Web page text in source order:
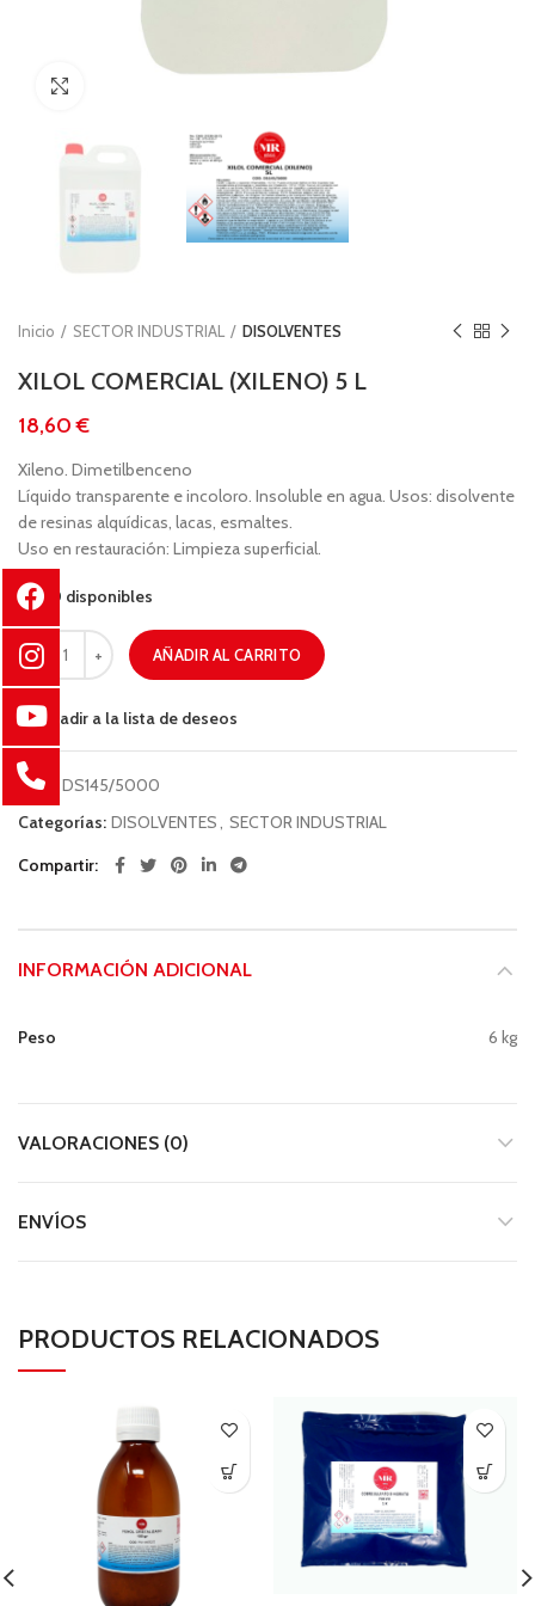
Inicio SECTOR INDUSTRIAL DISOLVENTES
XILOL COMERCIAL (XILENO) 5 L
€
Xileno. Dimetilbenceno
Líquido transparente e incoloro. Insoluble en agua. Usos: disolvente
de resinas alquídicas, lacas, esmaltes.
Uso en restauración: Limpieza superficial.
90 disponibles
AÑADIR AL CARRITO
Añadir a la lista de deseos
COD: DS145/5000
Categorías: DISOLVENTES, SECTOR INDUSTRIAL
Compartir
INFORMACIÓN ADICIONAL
Peso 6 kg
VALORACIONES (0)
ENVÍOS
PRODUCTOS RELACIONADOS